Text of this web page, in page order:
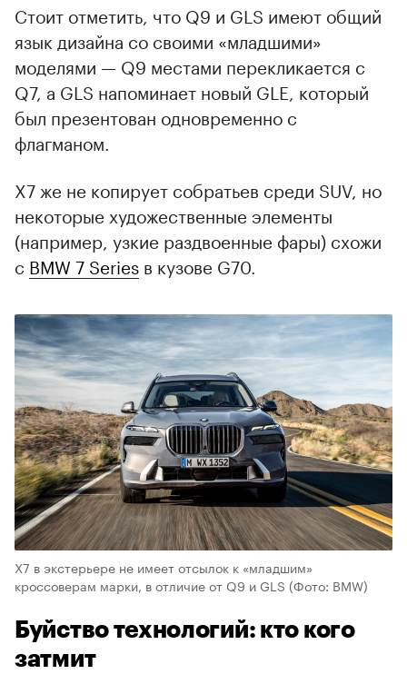
Стоит отметить, что Q9 и GLS имеют общий
язык дизайна со своими «младшими»
моделями — Q9 местами перекликается с
Q7, а GLS напоминает новый GLE, который
был презентован одновременно с
флагманом.
X7 же не копирует собратьев среди SUV, но
некоторые художественные элементы
(например, узкие раздвоенные фары) схожи
с BMW 7 Series в кузове G70.
X7 в экстерьере не имеет отсылок к «младшим»
кроссоверам марки, в отличие от Q9 и GLS (Фото: BMW)
Буйство технологий: кто кого
затмит